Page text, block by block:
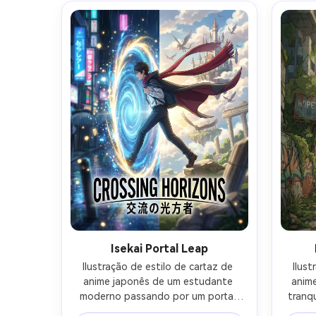
grão sutil, composição calma mas
tensa, lente de 85mm, profundidade
de campo rasa, iluminação
cinematográfica suave-AR 4:5
de
Isekai Portal Leap
Ilustração de estilo de cartaz de
anime japonês de um estudante
moderno passando por um portal
em redemoinho em um mundo de